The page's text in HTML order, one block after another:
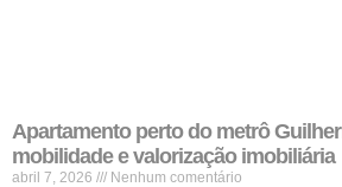
Apartamento perto do metrô
mobilidade e valorização imobiliária
abril 7, 2026 Nenhum comentário